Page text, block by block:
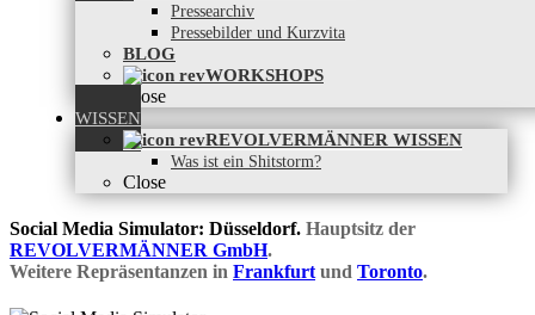
Pressearchiv
Pressebilder und Kurzvita
BLOG
WORKSHOPS
Close
WISSEN
REVOLVERMÄNNER WISSEN
Was ist ein Shitstorm?
Close
Social Media Simulator: Düsseldorf. Hauptsitz der
REVOLVERMÄNNER GmbH.
Weitere Repräsentanzen in Frankfurt und Toronto.